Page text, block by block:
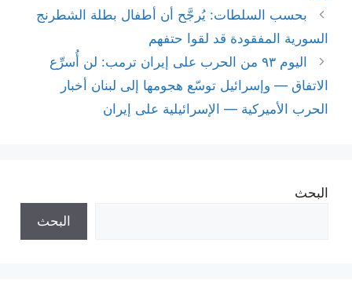
بحسب السلطات: يُرجَّح أن أطفال بطلة الشطرنج
السورية المفقودة قد لقوا حتفهم
اليوم ٩٣ من الحرب على إيران ترمب: لن أُسرِّع
الاتفاق — وإسرائيل توسّع هجومها إلى لبنان أخبار
الحرب الأميركية — الإسرائيلية على إيران
البحث
البحث